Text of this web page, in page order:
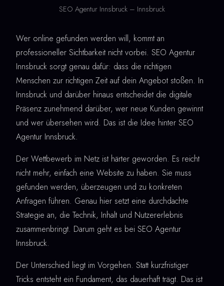
SEO Agentur Innsbruck – Innsbruck
Wer online gefunden werden will, kommt an
professioneller Sichtbarkeit nicht vorbei. SEO Agentur
Innsbruck sorgt genau dafür: dass die richtigen
Menschen zur richtigen Zeit auf dein Angebot stoßen. In
Innsbruck und darüber hinaus entscheidet die digitale
Präsenz zunehmend darüber, wer neue Kunden gewinnt
und wer übersehen wird. Das ist die Idee hinter SEO
Agentur Innsbruck.
Der Wettbewerb im Netz ist härter geworden. Es reicht
nicht mehr, einfach eine Website zu haben. Sie muss
gefunden werden, überzeugen und zu konkreten
Anfragen führen. Genau hier setzt eine durchdachte
Strategie an, die Technik, Inhalt und Nutzererlebnis
zusammenbringt. Darum geht es bei SEO Agentur
Innsbruck.
Der Unterschied liegt im Vorgehen. Statt kurzfristiger
Tricks entsteht ein Fundament, das dauerhaft trägt. Das ist